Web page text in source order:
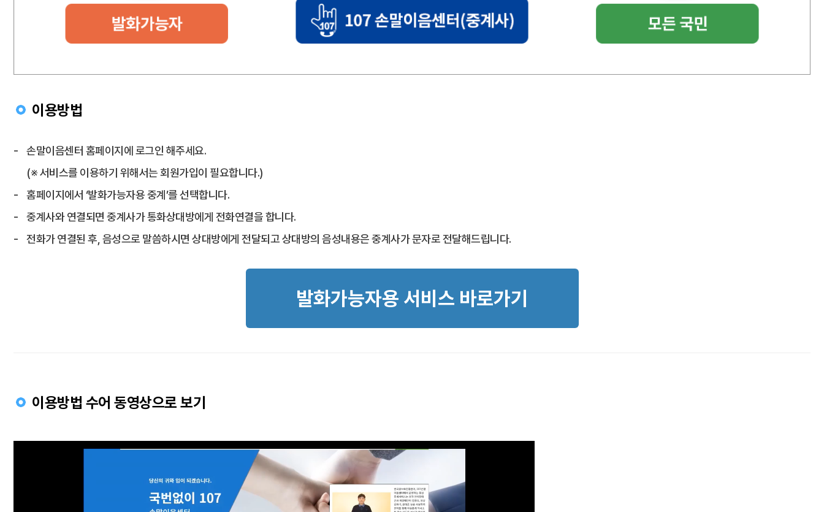
이용방법
손말이음센터 홈페이지에 로그인 해주세요.
(※ 서비스를 이용하기 위해서는 회원가입이 필요합니다.)
홈페이지에서 ‘발화가능자용 중계’를 선택합니다.
중계사와 연결되면 중계사가 통화상대방에게 전화연결을 합니다.
전화가 연결된 후, 음성으로 말씀하시면 상대방에게 전달되고 상대방의 음성내용은 중계사가 문자로 전달해드립니다.
발화가능자용 서비스 바로가기
이용방법 수어 동영상으로 보기